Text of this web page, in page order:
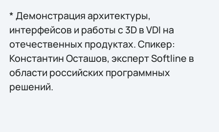
* Демонстрация архитектуры,
интерфейсов и работы с 3D в VDI на
отечественных продуктах. Спикер:
Константин Осташов, эксперт Softline в
области российских программных
решений.